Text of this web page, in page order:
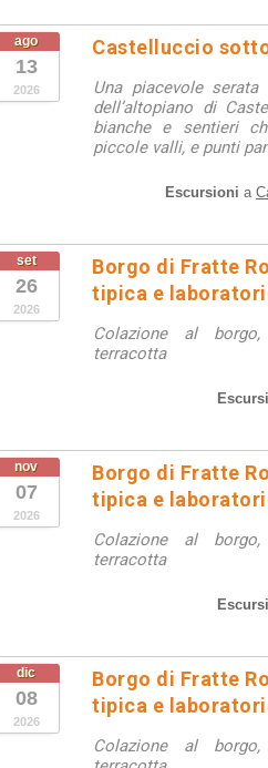
ago
13
2026
Castelluccio
Una piacevole
dell’altopiano di
bianche e sentieri
piccole valli, e punti
Escursioni a
set
26
2026
Borgo di Fratte
tipica e
Colazione al
terracotta
nov
07
2026
Borgo di Fratte
tipica e
Colazione al
terracotta
dic
08
2026
Borgo di Fratte
tipica e
Colazione al